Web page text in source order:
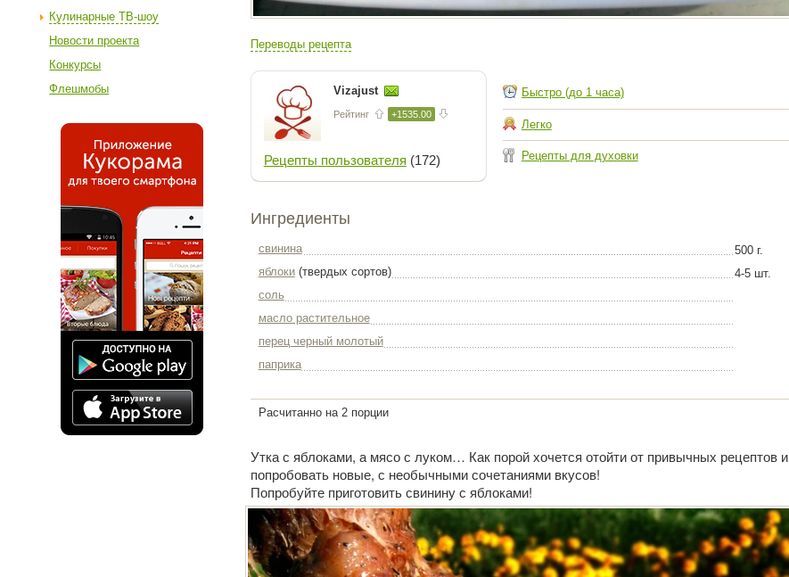
Кулинарные ТВ-шоу
Новости проекта
Конкурсы
Флешмобы
Переводы рецепта
Vizajust
Рейтинг +1535.00
Рецепты пользователя (172)
Быстро (до 1 часа)
Легко
Рецепты для духовки
Ингредиенты
свинина
500 г.
яблоки(твердых сортов)
4-5 шт.
соль
масло растительное
перец черный молотый
паприка
Расчитанно на 2 порции
Утка с яблоками, а мясо с луком… Как порой хочется отойти от привычных рецептов и
попробовать новые, с необычными сочетаниями вкусов!
Попробуйте приготовить свинину с яблоками!